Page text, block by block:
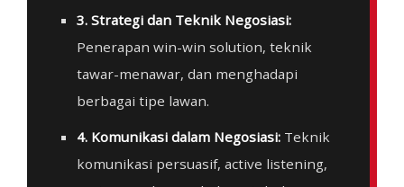
3. Strategi dan Teknik Negosiasi:
Penerapan win-win solution, teknik
tawar-menawar, dan menghadapi
berbagai tipe lawan.
4. Komunikasi dalam Negosiasi: Teknik
komunikasi persuasif, active listening,